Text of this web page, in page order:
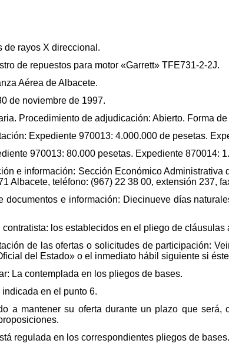
de rayos X direccional.
de repuestos para motor «Garrett» TFE731-2-2J.
Aérea de Albacete.
de noviembre de 1997.
Procedimiento de adjudicación: Abierto. Forma
Expediente 970013: 4.000.000 de pesetas.
970013: 80.000 pesetas. Expediente 870014:
e información: Sección Económico Administrativa
Albacete, teléfono: (967) 22 38 00, extensión 237,
documentos e información: Diecinueve días
los establecidos en el pliego de cláusulas
de las ofertas o solicitudes de participación:
del Estado» o el inmediato hábil siguiente si
La contemplada en los pliegos de bases.
en el punto 6.
a mantener su oferta durante un plazo que será,
regulada en los correspondientes pliegos de bases.